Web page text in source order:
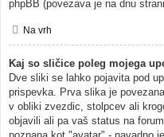
phpBB (povezava je na dnu
Na vrh
Kaj so sličice poleg mojega
Dve sliki se lahko pojavita pod
prispevka. Prva slika je
v obliki zvezdic, stolpcev ali
objavili ali pa vaš status na